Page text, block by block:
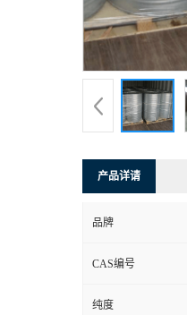
产品详请
品牌
CAS编号
纯度